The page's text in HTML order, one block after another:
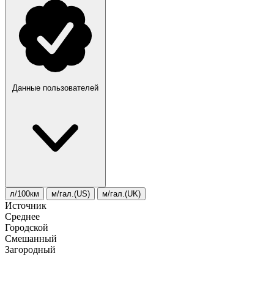
Данные пользователей
л/100км м/гал.(US) м/гал.(UK)
Источник
Среднее
Городской
Смешанный
Загородный